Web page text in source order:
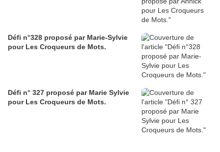
Défi n°328 proposé par Marie-Sylvie
pour Les Croqueurs de Mots.
Défi n° 327 proposé par Marie Sylvie
pour Les Croqueurs de Mots.